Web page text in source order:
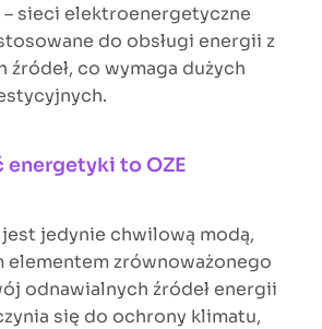
– sieci elektroenergetyczne
do obsługi energii z
źródeł, co wymaga dużych
energetyki to OZE
jest jedynie chwilową modą,
elementem zrównoważonego
odnawialnych źródeł energii
się do ochrony klimatu,